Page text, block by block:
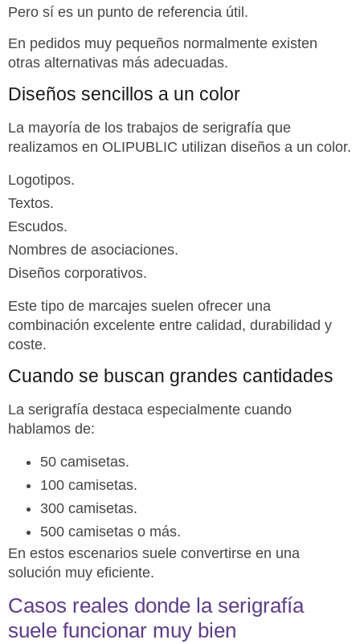
Pero sí es un punto de referencia útil.
En pedidos muy pequeños normalmente existen
otras alternativas más adecuadas.
Diseños sencillos a un color
La mayoría de los trabajos de serigrafía que
realizamos en OLIPUBLIC utilizan diseños a un color.
Logotipos.
Textos.
Escudos.
Nombres de asociaciones.
Diseños corporativos.
Este tipo de marcajes suelen ofrecer una
combinación excelente entre calidad, durabilidad y
coste.
Cuando se buscan grandes cantidades
La serigrafía destaca especialmente cuando
hablamos de:
50 camisetas.
100 camisetas.
300 camisetas.
500 camisetas o más.
En estos escenarios suele convertirse en una
solución muy eficiente.
Casos reales donde la serigrafía
suele funcionar muy bien